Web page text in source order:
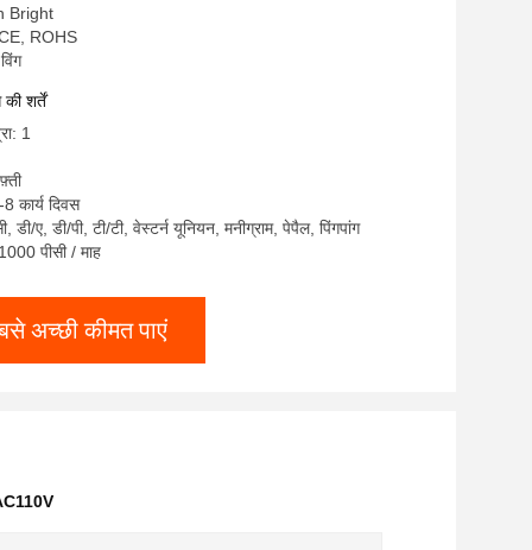
Bright
ROHS
शर्तें
1
कार्य दिवस
डी/ए, डी/पी, टी/टी, वेस्टर्न यूनियन, मनीग्राम, पेपैल, पिंगपांग
पीसी / माह
अच्छी कीमत पाएं